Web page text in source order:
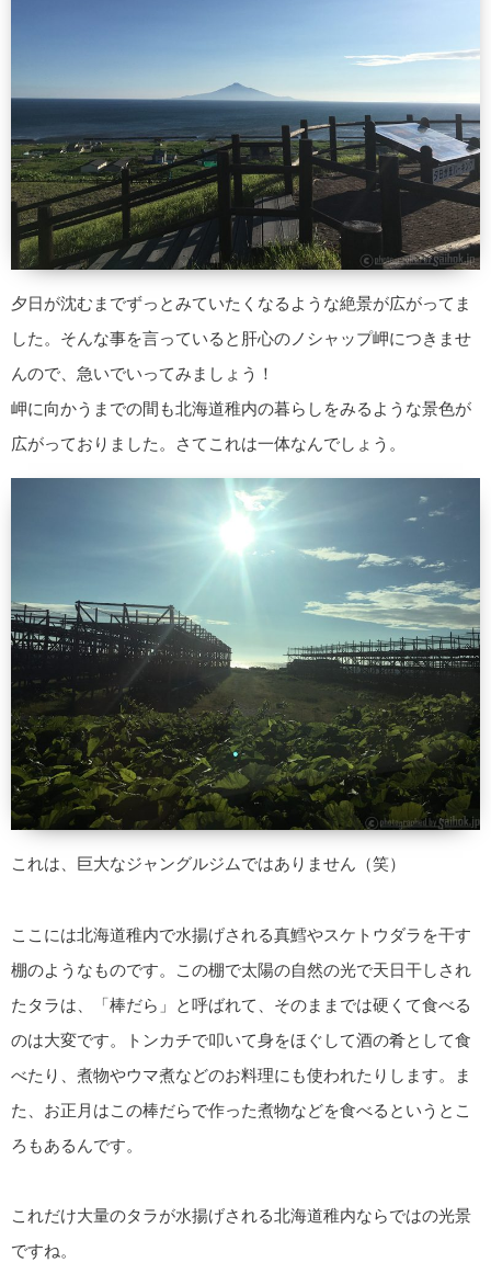
夕日が沈むまでずっとみていたくなるような絶景が広がってま
した。そんな事を言っていると肝心のノシャップ岬につきませ
んので、急いでいってみましょう！
岬に向かうまでの間も北海道稚内の暮らしをみるような景色が
広がっておりました。さてこれは一体なんでしょう。
これは、巨大なジャングルジムではありません（笑）
ここには北海道稚内で水揚げされる真鱈やスケトウダラを干す
棚のようなものです。この棚で太陽の自然の光で天日干しされ
たタラは、「棒だら」と呼ばれて、そのままでは硬くて食べる
のは大変です。トンカチで叩いて身をほぐして酒の肴として食
べたり、煮物やウマ煮などのお料理にも使われたりします。ま
た、お正月はこの棒だらで作った煮物などを食べるというとこ
ろもあるんです。
これだけ大量のタラが水揚げされる北海道稚内ならではの光景
ですね。